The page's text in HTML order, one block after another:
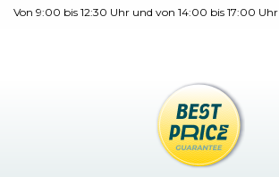
Von 9:00 bis 12:30 Uhr und von 14:00 bis 17:00 Uhr